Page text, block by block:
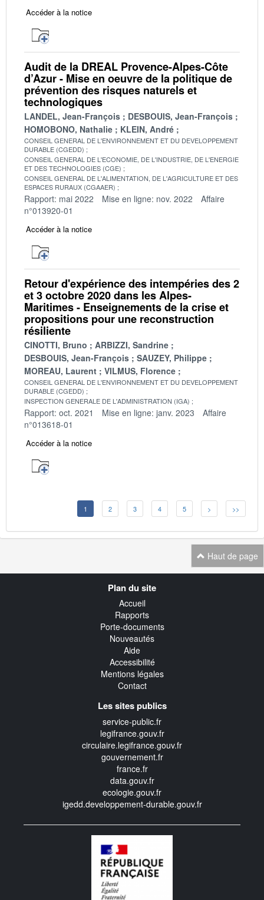
Accéder à la notice
Audit de la DREAL Provence-Alpes-Côte
d’Azur - Mise en oeuvre de la politique de
prévention des risques naturels et
technologiques
LANDEL, Jean-François
DESBOUIS, Jean-François
HOMOBONO, Nathalie
KLEIN, André
CONSEIL GENERAL DE L'ENVIRONNEMENT ET DU DEVELOPPEMENT
DURABLE (CGEDD)
CONSEIL GENERAL DE L'ECONOMIE, DE L'INDUSTRIE, DE L'ENERGIE
ET DES TECHNOLOGIES (CGE)
CONSEIL GENERAL DE L'ALIMENTATION, DE L'AGRICULTURE ET DES
ESPACES RURAUX (CGAAER)
Rapport: mai 2022 Mise en ligne: nov. 2022
Affaire
n°013920-01
Accéder à la notice
Retour d'expérience des intempéries des 2
et 3 octobre 2020 dans les Alpes-
Maritimes - Enseignements de la crise et
propositions pour une reconstruction
résiliente
CINOTTI, Bruno
ARBIZZI, Sandrine
DESBOUIS, Jean-François
SAUZEY, Philippe
MOREAU, Laurent
VILMUS, Florence
CONSEIL GENERAL DE L'ENVIRONNEMENT ET DU DEVELOPPEMENT
DURABLE (CGEDD)
INSPECTION GENERALE DE L'ADMINISTRATION (IGA)
Rapport: oct. 2021 Mise en ligne: janv. 2023
Affaire
n°013618-01
Accéder à la notice
1 2 3 4 5 > >>
Haut de page
Plan du site
Accueil
Rapports
Porte-documents
Nouveautés
Aide
Accessibilité
Mentions légales
Contact
Les sites publics
service-public.fr
legifrance.gouv.fr
circulaire.legifrance.gouv.fr
gouvernement.fr
france.fr
data.gouv.fr
ecologie.gouv.fr
igedd.developpement-durable.gouv.fr